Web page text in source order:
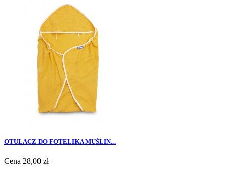
OTULACZ DO FOTELIKA MUŚLIN...
Cena 28,00 zł